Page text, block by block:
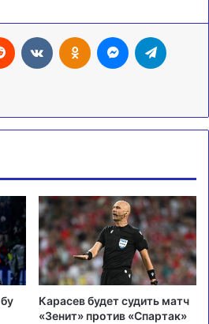
Reddit ВконтактеОдноклассники
Messenger
Карасев будет судить матч
«Зенит» против «Спартак»